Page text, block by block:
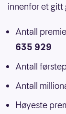
innenfor et gitt
Antall
635 929
Antall
Antall
Høyeste